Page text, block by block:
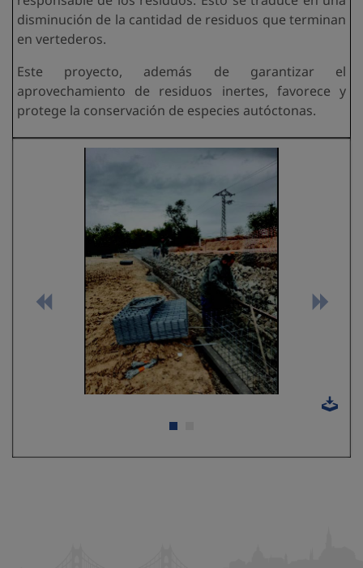
disminución de la cantidad de residuos que terminan
en vertederos.
Este proyecto, además de garantizar el
aprovechamiento de residuos inertes, favorece y
protege la conservación de especies autóctonas.